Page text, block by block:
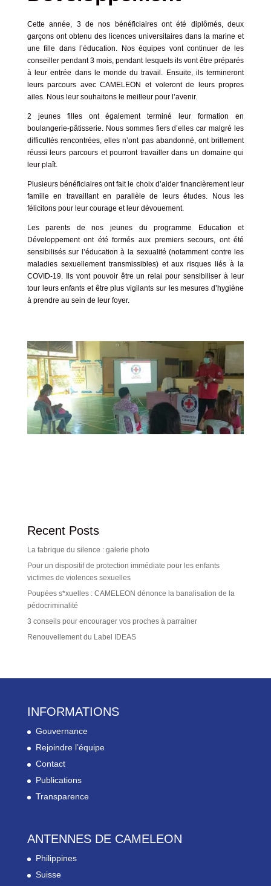
Cette année, 3 de nos bénéficiaires ont été diplômés, deux
garçons ont obtenu des licences universitaires dans la marine et
une fille dans l’éducation. Nos équipes vont continuer de les
conseiller pendant 3 mois, pendant lesquels ils vont être préparés
à leur entrée dans le monde du travail. Ensuite, ils termineront
leurs parcours avec CAMELEON et voleront de leurs propres
ailes. Nous leur souhaitons le meilleur pour l’avenir.
2 jeunes filles ont également terminé leur formation en
boulangerie-pâtisserie. Nous sommes fiers d’elles car malgré les
difficultés rencontrées, elles n’ont pas abandonné, ont brillement
réussi leurs parcours et pourront travailler dans un domaine qui
leur plaît.
Plusieurs bénéficiaires ont fait le choix d’aider financièrement leur
famille en travaillant en parallèle de leurs études. Nous les
félicitons pour leur courage et leur dévouement.
Les parents de nos jeunes du programme Education et
Développement ont été formés aux premiers secours, ont été
sensibilisés sur l’éducation à la sexualité (notamment contre les
maladies sexuellement transmissibles) et aux risques liés à la
COVID-19. Ils vont pouvoir être un relai pour sensibiliser à leur
tour leurs enfants et être plus vigilants sur les mesures d’hygiène
à prendre au sein de leur foyer.
Recent Posts
La fabrique du silence : galerie photo
Pour un dispositif de protection immédiate pour les enfants
victimes de violences sexuelles
Poupées s*xuelles : CAMELEON dénonce la banalisation de la
pédocriminalité
3 conseils pour encourager vos proches à parrainer
Renouvellement du Label IDEAS
INFORMATIONS
Gouvernance
Rejoindre l’équipe
Contact
Publications
Transparence
ANTENNES DE CAMELEON
Philippines
Suisse